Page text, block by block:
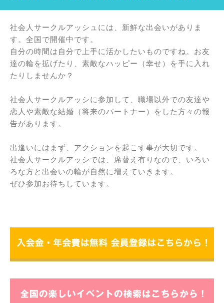
社会人サークルアッシュには、新鮮な出会いがありま
す。全国で開催中です。
自分の時間は自分で上手に活かしたいものですね。お友
達の輪を拡げたり、素敵なハッピー（幸せ）を手に入れ
たりしませんか？
社会人サークルアッシに参加して、職場以外での友達や
恋人や素敵な結婚（将来のパートナー）をした方々の報
告があります。
出逢いにはまず、アクションを起こす事が大切です。
社会人サークルアッシでは、席替え有りなので、いろい
ろな方と出会いの輪が自然に増えていきます。
ぜひ参加お待ちしています。